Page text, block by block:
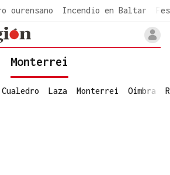
ourensano Incendio en Baltar
Monterrei
Cualedro Laza Monterrei Oímbra